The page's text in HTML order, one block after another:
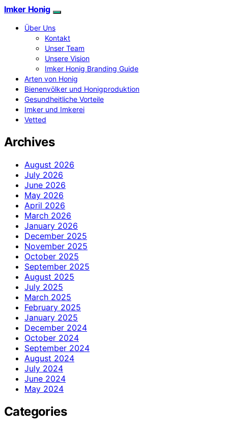
Imker Honig
Über Uns
Kontakt
Unser Team
Unsere Vision
Imker Honig Branding Guide
Arten von Honig
Bienenvölker und Honigproduktion
Gesundheitliche Vorteile
Imker und Imkerei
Vetted
Archives
August 2026
July 2026
June 2026
May 2026
April 2026
March 2026
January 2026
December 2025
November 2025
October 2025
September 2025
August 2025
July 2025
March 2025
February 2025
January 2025
December 2024
October 2024
September 2024
August 2024
July 2024
June 2024
May 2024
Categories